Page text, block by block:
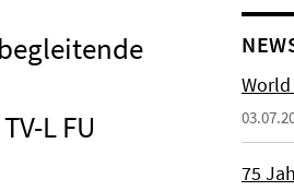
L FU
75